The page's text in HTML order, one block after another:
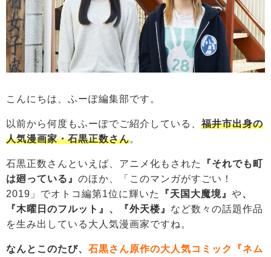
こんにちは、ふーぽ編集部です。
以前から何度もふーぽでご紹介している、 福井市出身の
人気漫画家・石黒正数さん。
石黒正数さんといえば、アニメ化もされた
『それでも町
は廻っている』 のほか、「このマンガがすごい！
2019」でオトコ編第1位に輝いた
『天国大魔境』 や、
『木曜日のフルット』、『外天楼』 など数々の話題作品
を生み出している大人気漫画家ですね。
なんとこのたび、 石黒さん原作の大人気コミック『ネム